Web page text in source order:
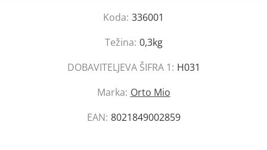
Koda: 336001
Težina: 0,3kg
DOBAVITELJEVA ŠIFRA 1: H031
Marka: Orto Mio
EAN: 8021849002859